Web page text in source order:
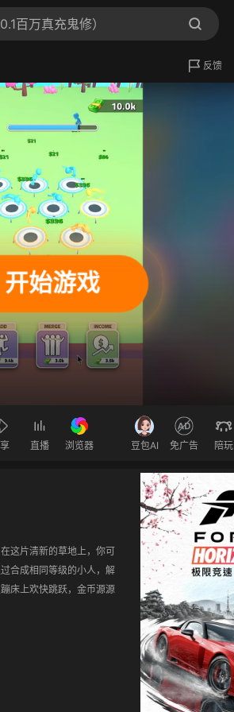
反馈
开始游戏
直播 浏览器 豆包AI 免广告 陪玩
这片清新的草地上，你可
合成相同等级的小人，解
床上欢快跳跃，金币源源